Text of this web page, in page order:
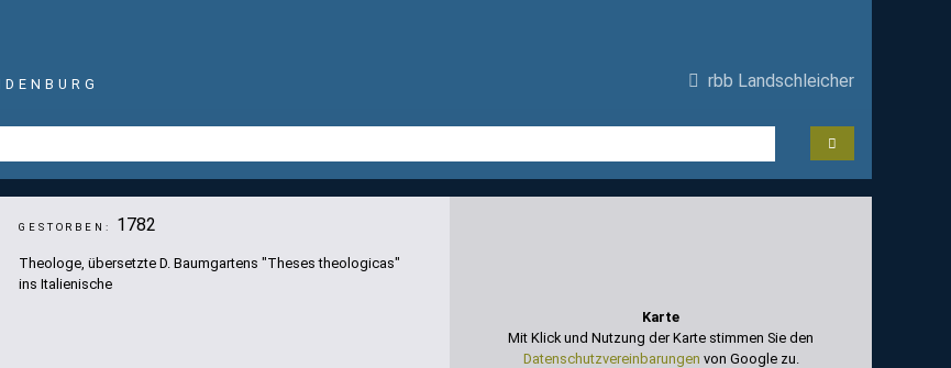
rbb Landschleicher
GESTORBEN: 1782
Theologe, übersetzte D. Baumgartens "Theses theologicas"
ins Italienische
Karte
Mit Klick und Nutzung der Karte stimmen Sie den
Datenschutzvereinbarungen von Google zu.